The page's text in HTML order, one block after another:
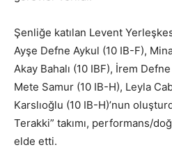
Şenliğe katılan Levent
Ayşe Defne Aykul (10 IB-F),
Akay Bahalı (10 IBF), İrem
Mete Samur (10 IB-H), Leyla
Karslıoğlu (10 IB-H)’nun
Terakki” takımı, performans/
elde etti.